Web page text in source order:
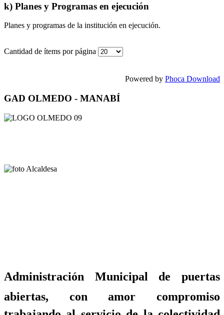
k) Planes y Programas en ejecución
Planes y programas de la institución en ejecución.
Cantidad de ítems por página
Powered by Phoca Download
GAD OLMEDO - MANABÍ
Administración Municipal de puertas
abiertas, con amor compromiso